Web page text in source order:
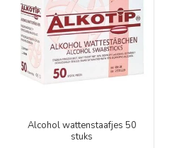
Alcohol wattenstaafjes 50
stuks